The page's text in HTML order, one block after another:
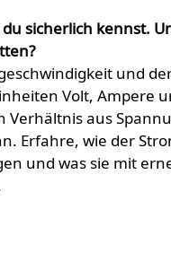
sicherlich kennst.
und
Volt, Ampere
Verhältnis aus
Erfahre, wie der
und was sie mit